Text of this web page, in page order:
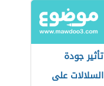
تأثير جودة
السلالات على